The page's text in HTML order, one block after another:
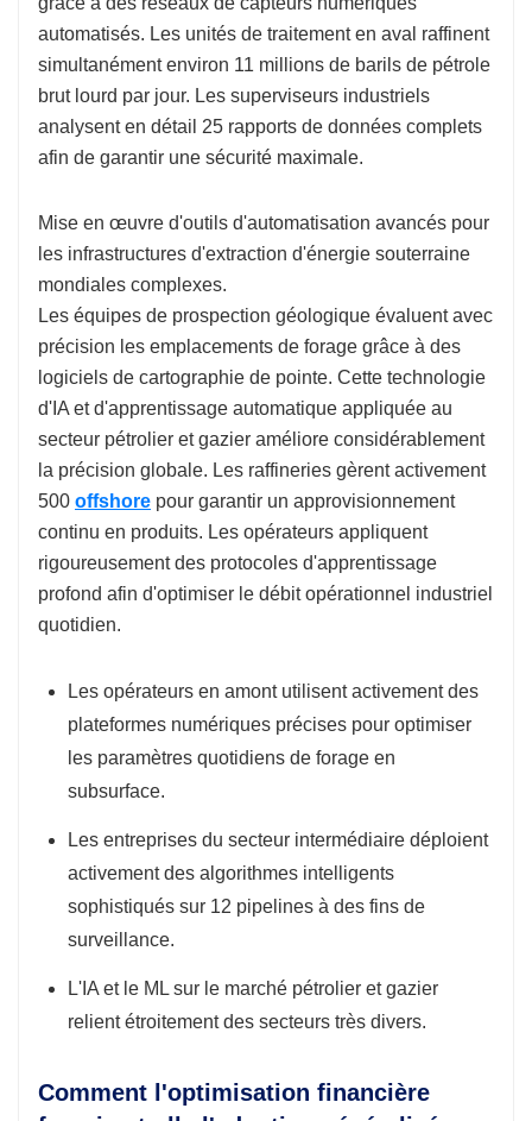
automatisés. Les unités de traitement en aval raffinent
simultanément environ 11 millions de barils de pétrole
brut lourd par jour. Les superviseurs industriels
analysent en détail 25 rapports de données complets
afin de garantir une sécurité maximale.
Mise en œuvre d'outils d'automatisation avancés pour
les infrastructures d'extraction d'énergie souterraine
mondiales complexes.
Les équipes de prospection géologique évaluent avec
précision les emplacements de forage grâce à des
logiciels de cartographie de pointe. Cette technologie
d'IA et d'apprentissage automatique appliquée au
secteur pétrolier et gazier améliore considérablement
la précision globale. Les raffineries gèrent activement
500 offshore pour garantir un approvisionnement
continu en produits. Les opérateurs appliquent
rigoureusement des protocoles d'apprentissage
profond afin d'optimiser le débit opérationnel industriel
quotidien.
Les opérateurs en amont utilisent activement des
plateformes numériques précises pour optimiser
les paramètres quotidiens de forage en
subsurface.
Les entreprises du secteur intermédiaire déploient
activement des algorithmes intelligents
sophistiqués sur 12 pipelines à des fins de
surveillance.
L'IA et le ML sur le marché pétrolier et gazier
relient étroitement des secteurs très divers.
Comment l'optimisation financière